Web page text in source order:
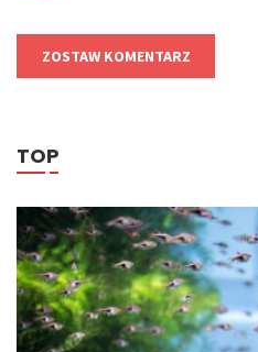
ZOSTAW KOMENTARZ
TOP